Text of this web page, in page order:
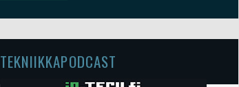
TEKNIIKKAPODCAST